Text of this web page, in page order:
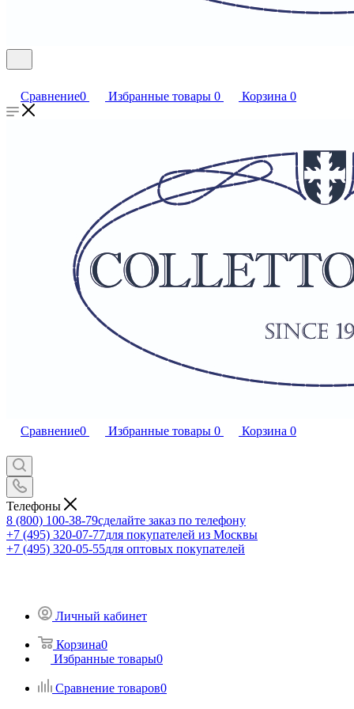
Сравнение0 Избранные товары 0 Корзина 0
Сравнение0 Избранные товары 0 Корзина 0
Телефоны
8 (800) 100-38-79сделайте заказ по телефону
+7 (495) 320-07-77для покупателей из Москвы
+7 (495) 320-05-55для оптовых покупателей
Личный кабинет
Корзина0
Избранные товары0
Сравнение товаров0